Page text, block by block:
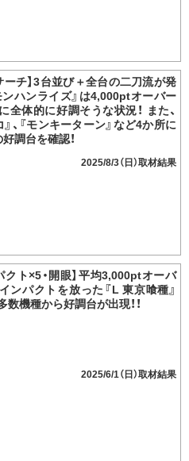
ーチ】3台並び＋全台の二刀流が発
ンハンライズ』は4,000ptオーバー
全体的に好調そうな状況！ また、
』、『モンキーターン』など4か所に
調台を確認！
2025/8/3（日）
クト×5・開眼】平均3,000ptオーバ
ンパクトを放った『L 東京喰種』
数機種から好調台が出現！！
2025/6/1（日）